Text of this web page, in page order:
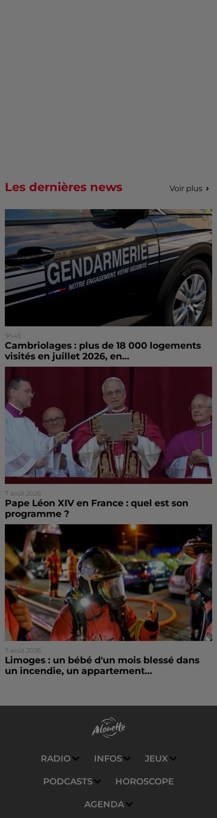
Les dernières news Voir plus
9h45
Cambriolages : plus de 18 000 logements
visités en juillet 2026, en...
7 août 2026
Pape Léon XIV en France : quel est son
programme ?
7 août 2026
Limoges : un bébé d'un mois blessé dans
un incendie, un appartement...
RADIO INFOS JEUX
PODCASTS HOROSCOPE
AGENDA